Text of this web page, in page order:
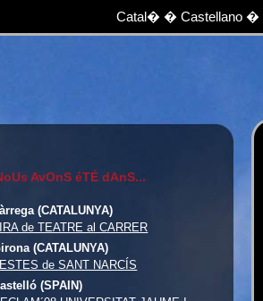
Catal�� Castellano�
AvOnS éTÉ dAnS...
(CATALUNYA)
de TEATRE al CARRER
(CATALUNYA)
de SANT NARCÍS
(SPAIN)